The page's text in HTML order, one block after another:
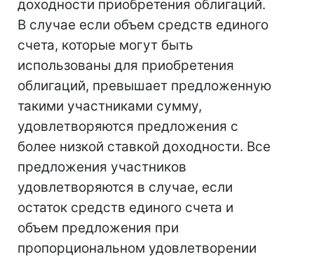
доходности приобретения облигаций.
В случае если объем средств единого
счета, которые могут быть
использованы для приобретения
облигаций, превышает предложенную
такими участниками сумму,
удовлетворяются предложения с
более низкой ставкой доходности. Все
предложения участников
удовлетворяются в случае, если
остаток средств единого счета и
объем предложения при
пропорциональном удовлетворении